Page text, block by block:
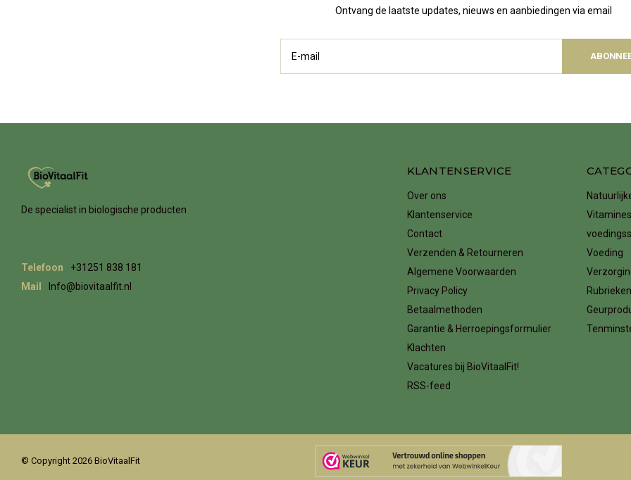
Ontvang de laatste updates, nieuws en aanbiedingen via email
De specialist in biologische producten
Telefoon
+31251 838 181
Mail
Info@biovitaalfit.nl
KLANTENSERVICE
Over ons
Klantenservice
Contact
Verzenden & Retourneren
Algemene Voorwaarden
Privacy Policy
Betaalmethoden
Garantie & Herroepingsformulier
Klachten
Vacatures bij BioVitaalFit!
RSS-feed
Voeding
Rubrieken
© Copyright 2026 BioVitaalFit